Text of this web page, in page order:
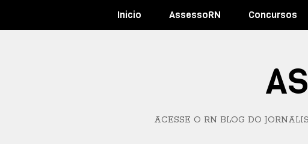
Inicio AssessoRN Concursos
ACESSE O RN BLOG DO